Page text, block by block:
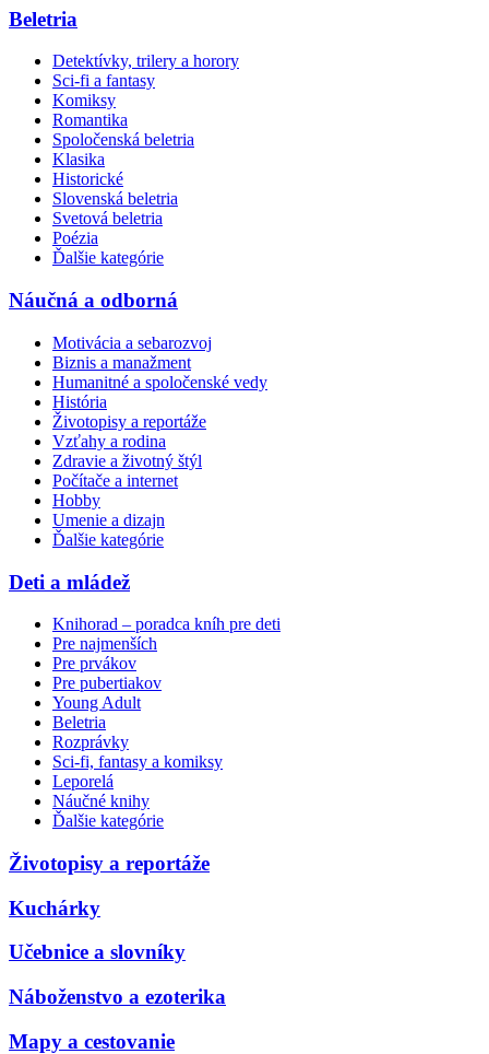
Beletria
Detektívky, trilery a horory
Sci-fi a fantasy
Komiksy
Romantika
Spoločenská beletria
Klasika
Historické
Slovenská beletria
Svetová beletria
Poézia
Ďalšie kategórie
Náučná a odborná
Motivácia a sebarozvoj
Biznis a manažment
Humanitné a spoločenské vedy
História
Životopisy a reportáže
Vzťahy a rodina
Zdravie a životný štýl
Počítače a internet
Hobby
Umenie a dizajn
Ďalšie kategórie
Deti a mládež
Knihorad – poradca kníh pre deti
Pre najmenších
Pre prvákov
Pre pubertiakov
Young Adult
Beletria
Rozprávky
Sci-fi, fantasy a komiksy
Leporelá
Náučné knihy
Ďalšie kategórie
Životopisy a reportáže
Kuchárky
Učebnice a slovníky
Náboženstvo a ezoterika
Mapy a cestovanie